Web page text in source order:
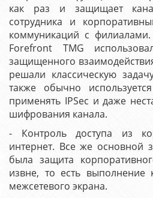
как раз и защищает
сотрудника и
коммуникаций с
Forefront TMG
защищенного
решали классическую
также обычно
применять IPSec и даже
шифрования канала.
- Контроль доступа из
интернет. Все же основной
была защита
извне, то есть выполнение
межсетевого экрана.